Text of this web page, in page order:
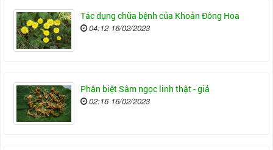
Tác dụng chữa bệnh của Khoản Đông Hoa
04:12 16/02/2023
Phân biệt Sâm ngọc linh thật - giả
02:16 16/02/2023